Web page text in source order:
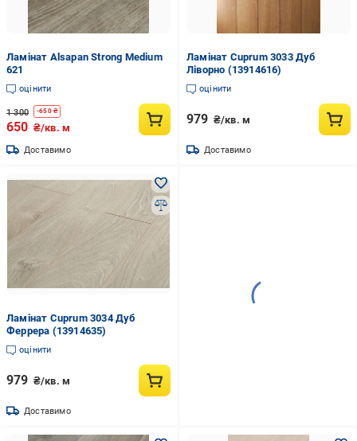
Ламінат Alsapan Strong Medium
621
оцінити
1 300 -650₴
650 ₴/кв. м
Доставимо
Ламінат Cuprum 3033 Дуб
Ліворно (13914616)
оцінити
979 ₴/кв. м
Доставимо
Ламінат Cuprum 3034 Дуб
Феррера (13914635)
оцінити
979 ₴/кв. м
Доставимо